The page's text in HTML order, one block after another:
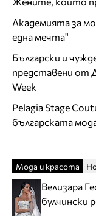
Академията за
една мечта"
Български и
представени от
Week
Pelagia Stage
българската
Мода и красота
Велизара
булчински